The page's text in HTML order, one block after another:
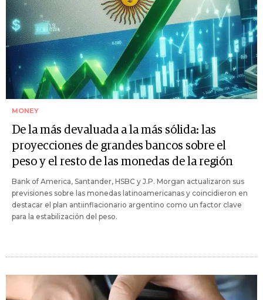
MONEY
De la más devaluada a la más sólida: las
proyecciones de grandes bancos sobre el
peso y el resto de las monedas de la región
Bank of America, Santander, HSBC y J.P. Morgan actualizaron sus
previsiones sobre las monedas latinoamericanas y coincidieron en
destacar el plan antiinflacionario argentino como un factor clave
para la estabilización del peso.